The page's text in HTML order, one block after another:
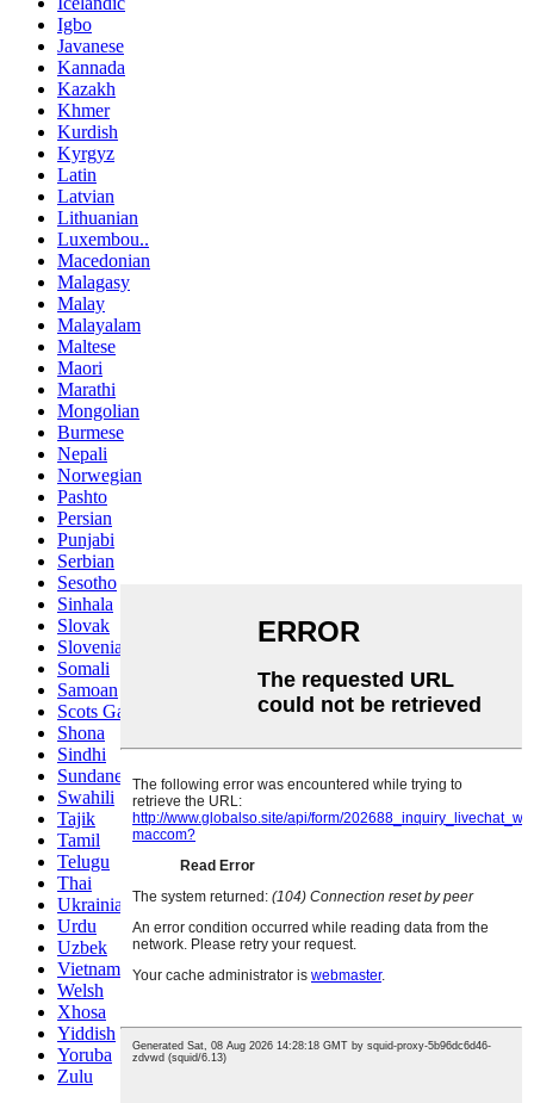
Igbo
Javanese
Kannada
Kazakh
Khmer
Kurdish
Kyrgyz
Latin
Latvian
Lithuanian
Luxembou..
Macedonian
Malagasy
Malay
Malayalam
Maltese
Maori
Marathi
Mongolian
Burmese
Nepali
Norwegian
Pashto
Persian
Punjabi
Serbian
Sesotho
Sinhala
Slovak
Slovenian
Somali
Samoan
Scots Gaelic
Shona
Sindhi
Sundanese
Swahili
Tajik
Tamil
Telugu
Thai
Ukrainian
Urdu
Uzbek
Vietnamese
Welsh
Xhosa
Yiddish
Yoruba
Zulu